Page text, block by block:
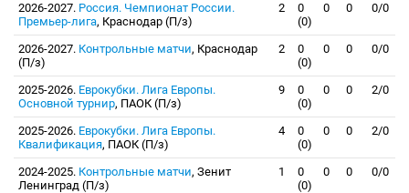
2026-2027. Россия. Чемпионат России.
Премьер-лига, Краснодар (П/з)
2
0
(0)
0 0 0/0
2026-2027. Контрольные матчи, Краснодар
(П/з)
2
0
(0)
0 0 0/0
2025-2026. Еврокубки. Лига Европы.
Основной турнир, ПАОК (П/з)
9
0
(0)
0 0 2/0
2025-2026. Еврокубки. Лига Европы.
Квалификация, ПАОК (П/з)
4
0
(0)
0 0 2/0
2024-2025. Контрольные матчи, Зенит
Ленинград (П/з)
1
0
(0)
0 0 0/0